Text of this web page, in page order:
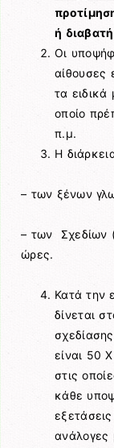
ή
Οι
αίθουσες
τα
οποίο
π.μ.
Η
– των ξένων
– των Σχεδίων
ώρες.
Κατά την
δίνεται
είναι 50
στις
κάθε
ανάλογες